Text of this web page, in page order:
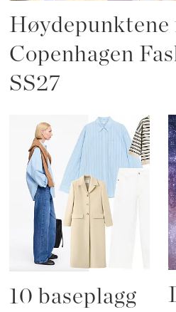
Høydepunktene
Copenhagen
SS27
10 baseplagg